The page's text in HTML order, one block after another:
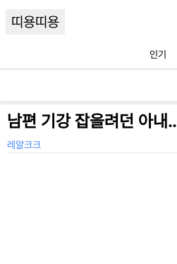
띠용띠용
인기
남편 기강 잡을려던 아내..
레알크크